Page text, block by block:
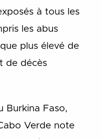
à tous les
les abus
plus élevé de
de décès
Burkina Faso,
Verde note